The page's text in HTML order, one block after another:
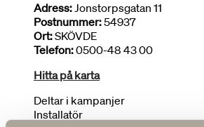
Adress:Jonstorpsgatan 11
Postnummer:54937
Ort:SKÖVDE
Telefon:0500-48 43 00
Hitta på karta
Deltar i kampanjer
Installatör